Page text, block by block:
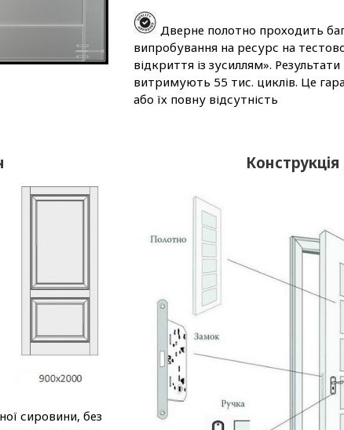
Дверне полотно проходить
випробування на ресурс на
відкриття із зусиллям».
витримують 55 тис. циклів. Це
або їх повну відсутність
сировини, без